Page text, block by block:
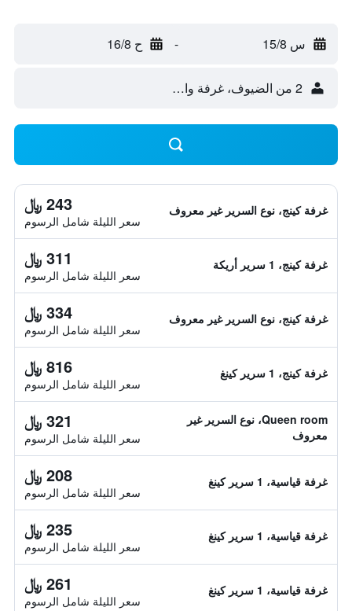
س 15/8 - ح 16/8
2 من الضيوف، غرفة واحدة
غرفة كينج، نوع السرير غير معروف 243 ﷼
سعر الليلة شامل الرسوم
غرفة كينج، 1 سرير أريكة 311 ﷼
سعر الليلة شامل الرسوم
غرفة كينج، نوع السرير غير معروف 334 ﷼
سعر الليلة شامل الرسوم
غرفة كينج، 1 سرير كينغ 816 ﷼
سعر الليلة شامل الرسوم
Queen room، نوع السرير غير
معروف
321 ﷼
سعر الليلة شامل الرسوم
غرفة قياسية، 1 سرير كينغ 208 ﷼
سعر الليلة شامل الرسوم
غرفة قياسية، 1 سرير كينغ 235 ﷼
سعر الليلة شامل الرسوم
غرفة قياسية، 1 سرير كينغ 261 ﷼
سعر الليلة شامل الرسوم